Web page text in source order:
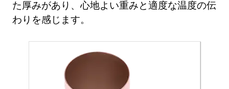
た厚みがあり、心地よい重みと適度な温度の伝
わりを感じます。